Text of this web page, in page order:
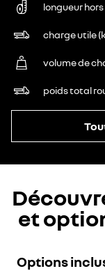
longueur
charge utile
volume de
poids total
et
Options